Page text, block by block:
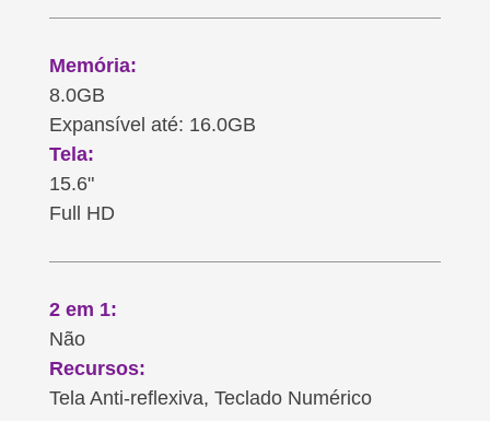
Memória:
8.0GB
Expansível até: 16.0GB
Tela:
15.6"
Full HD
2 em 1:
Não
Recursos:
Tela Anti-reflexiva, Teclado Numérico